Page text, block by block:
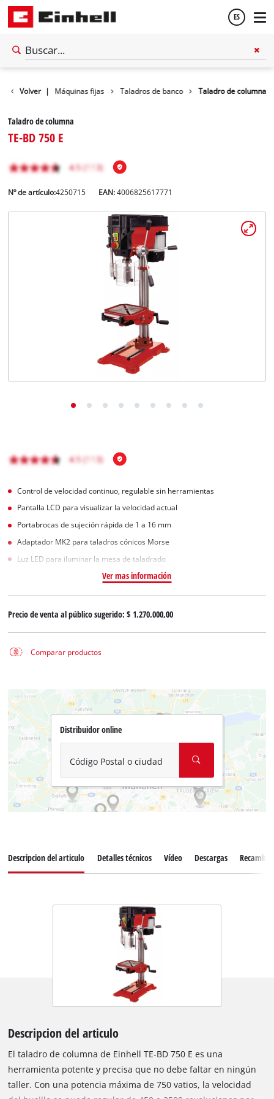
ES
Volver |
Taller Máquinas fijas Taladros de banco Taladro de columna
Taladro de columna
TE-BD 750 E
Nº de artículo:4250715 EAN:4006825617771
Control de velocidad continuo, regulable sin herramientas
Pantalla LCD para visualizar la velocidad actual
Portabrocas de sujeción rápida de 1 a 16 mm
Adaptador MK2 para taladros cónicos Morse
Luz LED para iluminar la mesa de taladrado
Ver mas información
Precio de venta al público sugerido:$ 1.270.000,00
Comparar productos
Distribuidor online
Código Postal o ciudad
Descripcion del articulo Detalles técnicos Vídeo Descargas
Descripcion del articulo
El taladro de columna de Einhell TE-BD 750 E es una
herramienta potente y precisa que no debe faltar en ningún
taller. Con una potencia máxima de 750 vatios, la velocidad